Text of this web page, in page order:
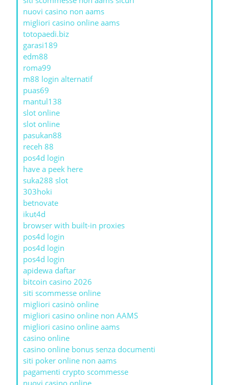
nuovi casino non aams
migliori casino online aams
totopaedi.biz
garasi189
edm88
roma99
m88 login alternatif
puas69
mantul138
slot online
slot online
pasukan88
receh 88
pos4d login
have a peek here
suka288 slot
303hoki
betnovate
ikut4d
browser with built-in proxies
pos4d login
pos4d login
pos4d login
apidewa daftar
bitcoin casino 2026
siti scommesse online
migliori casinò online
migliori casino online non AAMS
migliori casino online aams
casino online
casino online bonus senza documenti
siti poker online non aams
pagamenti crypto scommesse